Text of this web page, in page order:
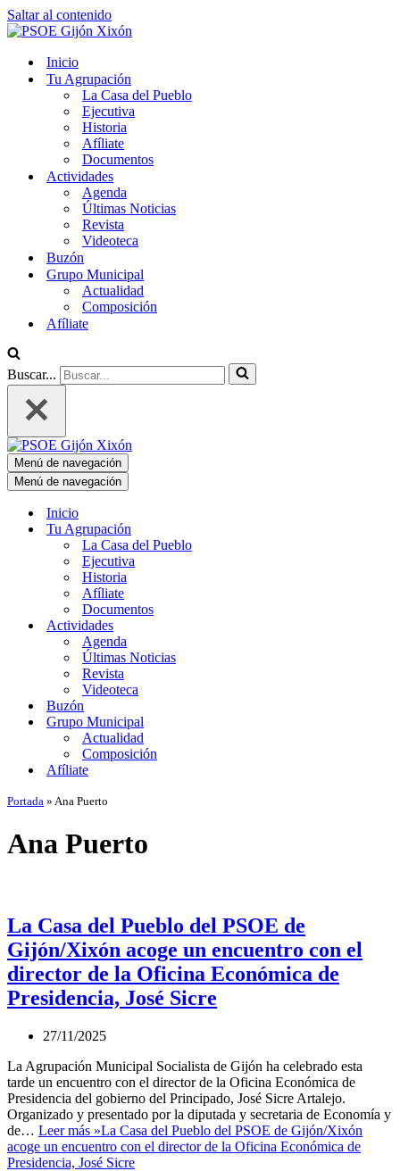
Saltar al contenido
Inicio
Tu Agrupación
La Casa del Pueblo
Ejecutiva
Historia
Afíliate
Documentos
Actividades
Agenda
Últimas Noticias
Revista
Videoteca
Buzón
Grupo Municipal
Actualidad
Composición
Afíliate
Buscar...
Menú de navegación
Menú de navegación
Inicio
Tu Agrupación
La Casa del Pueblo
Ejecutiva
Historia
Afíliate
Documentos
Actividades
Agenda
Últimas Noticias
Revista
Videoteca
Buzón
Grupo Municipal
Actualidad
Composición
Afíliate
Portada » Ana Puerto
Ana Puerto
La Casa del Pueblo del PSOE de
Gijón/Xixón acoge un encuentro con el
director de la Oficina Económica de
Presidencia, José Sicre
27/11/2025
La Agrupación Municipal Socialista de Gijón ha celebrado esta
tarde un encuentro con el director de la Oficina Económica de
Presidencia del gobierno del Principado, José Sicre Artalejo.
Organizado y presentado por la diputada y secretaria de Economía y
de… Leer más »La Casa del Pueblo del PSOE de Gijón/Xixón
acoge un encuentro con el director de la Oficina Económica de
Presidencia, José Sicre